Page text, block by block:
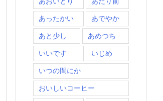
あったかい あでやか
あと少し あめつち
いいです いじめ
いつの間にか
おいしいコーヒー